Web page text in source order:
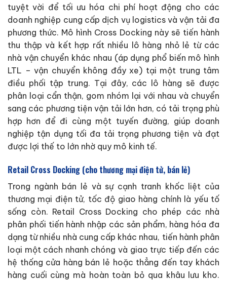
tuyệt vời để tối ưu hóa chi phí hoạt động cho các
doanh nghiệp cung cấp dịch vụ logistics và vận tải đa
phương thức. Mô hình Cross Docking này sẽ tiến hành
thu thập và kết hợp rất nhiều lô hàng nhỏ lẻ từ các
nhà vận chuyển khác nhau (áp dụng phổ biến mô hình
LTL – vận chuyển không đầy xe) tại một trung tâm
điều phối tập trung. Tại đây, các lô hàng sẽ được
phân loại cẩn thận, gom nhóm lại với nhau và chuyển
sang các phương tiện vận tải lớn hơn, có tải trọng phù
hợp hơn để đi cùng một tuyến đường, giúp doanh
nghiệp tận dụng tối đa tải trọng phương tiện và đạt
được lợi thế to lớn nhờ quy mô kinh tế.
Retail Cross Docking (cho thương mại điện tử, bán lẻ)
Trong ngành bán lẻ và sự cạnh tranh khốc liệt của
thương mại điện tử, tốc độ giao hàng chính là yếu tố
sống còn. Retail Cross Docking cho phép các nhà
phân phối tiến hành nhập các sản phẩm, hàng hóa đa
dạng từ nhiều nhà cung cấp khác nhau, tiến hành phân
loại một cách nhanh chóng và giao trực tiếp đến các
hệ thống cửa hàng bán lẻ hoặc thẳng đến tay khách
hàng cuối cùng mà hoàn toàn bỏ qua khâu lưu kho.